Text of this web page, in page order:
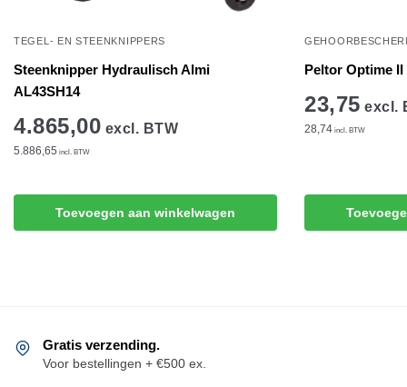
TEGEL- EN STEENKNIPPERS
Steenknipper Hydraulisch Almi
AL43SH14
4.865,00 excl. BTW
5.886,65 incl. BTW
Toevoegen aan winkelwagen
Peltor Optime
23,75 excl.
28,74 incl. BTW
Gratis verzending.
Voor bestellingen + €500 ex.